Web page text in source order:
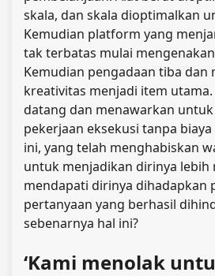
skala, dan skala dioptimalkan
Kemudian platform yang
tak terbatas mulai
Kemudian pengadaan tiba dan
kreativitas menjadi item
datang dan menawarkan
pekerjaan eksekusi tanpa
ini, yang telah menghabiskan
untuk menjadikan dirinya lebih
mendapati dirinya dihadapkan
pertanyaan yang berhasil
sebenarnya hal ini?
‘Kami menolak